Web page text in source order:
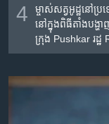
4
ម្ចាស់​សត្វ​អូដ្ឋ​នៅ​ប្
នៅ​ក្នុង​ពិធី​តាំង​បង្ហ
ក្រុង Pushkar រដ្ឋ